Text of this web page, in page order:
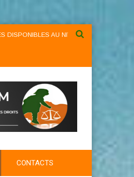
AU NIVEAU DU MENU ...NOS LIVRES
CONTACTS